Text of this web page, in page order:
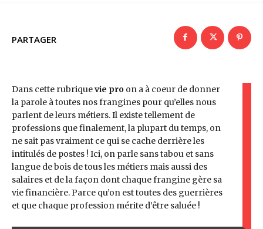
PARTAGER
Dans cette rubriquevie pro on a à coeur de donner
la parole à toutes nos frangines pour qu’elles nous
parlent de leurs métiers. Il existe tellement de
professions que finalement, la plupart du temps, on
ne sait pas vraiment ce qui se cache derrière les
intitulés de postes ! Ici, on parle sans tabou et sans
langue de bois de tous les métiers mais aussi des
salaires et de la façon dont chaque frangine gère sa
vie financière. Parce qu’on est toutes des guerrières
et que chaque profession mérite d’être saluée !